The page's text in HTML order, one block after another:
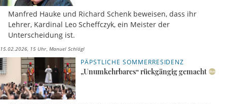
Manfred Hauke und Richard Schenk beweisen, dass ihr
Lehrer, Kardinal Leo Scheffczyk, ein Meister der
Unterscheidung ist.
15.02.2026, 15 Uhr Manuel Schlögl
PÄPSTLICHE SOMMERRESIDENZ
„Unumkehrbares“ rückgängig gemacht